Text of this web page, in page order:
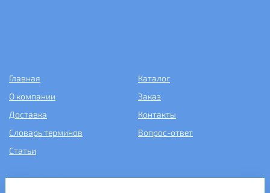
Главная
Каталог
О компании
Заказ
Доставка
Контакты
Словарь терминов
Вопрос-ответ
Статьи
+7 (499) 343-2081